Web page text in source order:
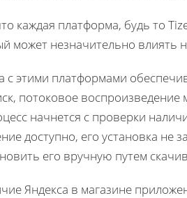
каждая платформа, будь то
может незначительно влиять
с этими платформами
потоковое
начнется с проверки
доступно, его установка не
его вручную путем
Яндекса в магазине